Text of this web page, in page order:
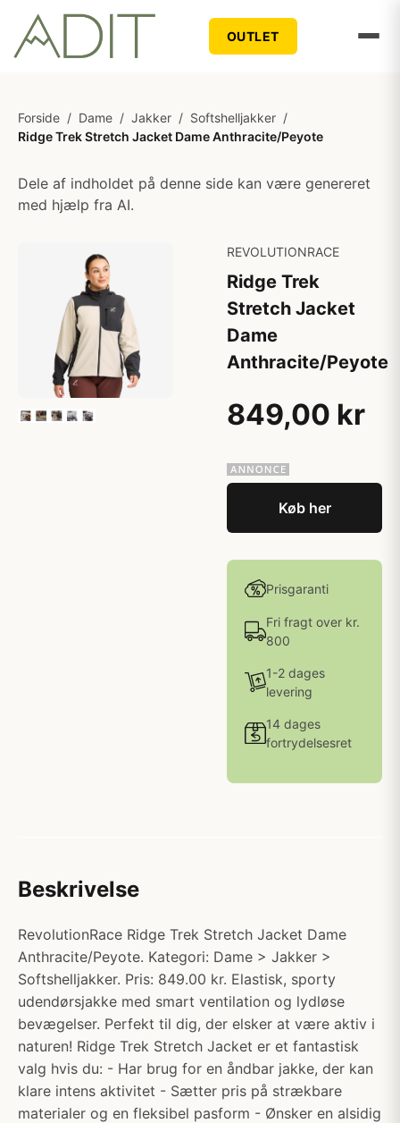
OUTLET
Forside / Dame / Jakker / Softshelljakker /
Ridge Trek Stretch Jacket Dame Anthracite/Peyote
Dele af indholdet på denne side kan være genereret
med hjælp fra AI.
REVOLUTIONRACE
Ridge Trek
Stretch Jacket
Dame
Anthracite/Peyote
849,00 kr
Køb her
Prisgaranti
Fri fragt over kr.
800
1-2 dages
levering
14 dages
fortrydelsesret
Beskrivelse
RevolutionRace Ridge Trek Stretch Jacket Dame
Anthracite/Peyote. Kategori: Dame > Jakker >
Softshelljakker. Pris: 849.00 kr. Elastisk, sporty
udendørsjakke med smart ventilation og lydløse
bevægelser. Perfekt til dig, der elsker at være aktiv i
naturen! Ridge Trek Stretch Jacket er et fantastisk
valg hvis du: - Har brug for en åndbar jakke, der kan
klare intens aktivitet - Sætter pris på strækbare
materialer og en fleksibel pasform - Ønsker en alsidig